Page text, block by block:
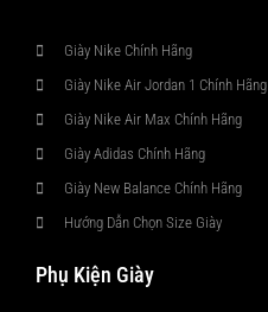
Giày Nike Chính Hãng
Giày Nike Air Jordan 1 Chính Hãng
Giày Nike Air Max Chính Hãng
Giày Adidas Chính Hãng
Giày New Balance Chính Hãng
Hướng Dẫn Chọn Size Giày
Phụ Kiện Giày